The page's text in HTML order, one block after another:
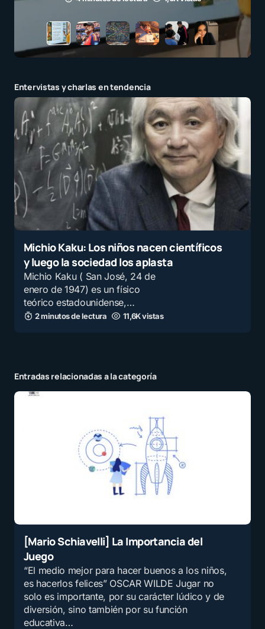
Entervistas y charlas en tendencia
Michio Kaku: Los niños nacen científicos
y luego la sociedad los aplasta
Michio Kaku ( San José, 24 de
enero de 1947) es un físico
teórico estadounidense,…
2 minutos de lectura 11,6K vistas
Entradas relacionadas a la categoría
[Mario Schiavelli] La Importancia del
Juego
“El medio mejor para hacer buenos a los niños,
es hacerlos felices” OSCAR WILDE Jugar no
solo es importante, por su carácter lúdico y de
diversión, sino también por su función
educativa…